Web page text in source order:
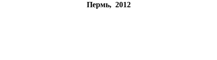
Пермь, 2012